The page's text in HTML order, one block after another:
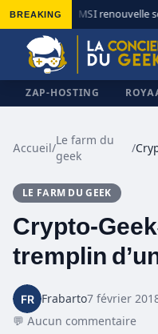
BREAKING MSI renouvelle
ZAP-HOSTING
Accueil/
Le farm du
geek
/
LE FARM DU GEEK
Crypto-
tremplin
Frabarto7 février
💬 Aucun commentaire